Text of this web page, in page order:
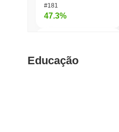
#181
47.3%
Educação